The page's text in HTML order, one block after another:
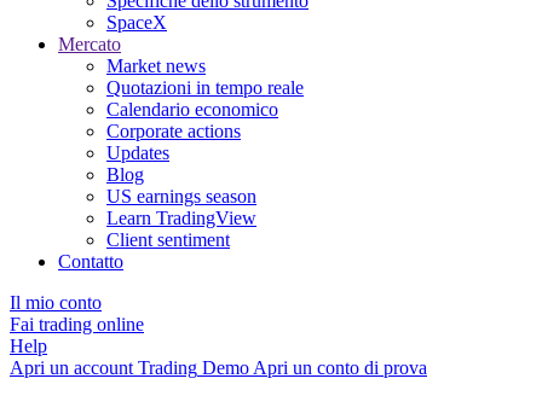
SpaceX
Mercato
Market news
Quotazioni in tempo reale
Calendario economico
Corporate actions
Updates
Blog
US earnings season
Learn TradingView
Client sentiment
Contatto
Il mio conto
Fai trading online
Help
Apri un account Trading Demo Apri un conto di prova